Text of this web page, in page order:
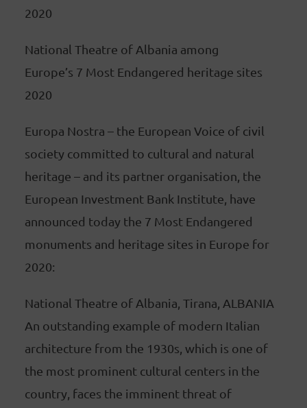
2020
National Theatre of Albania among
Europe’s 7 Most Endangered heritage sites
2020
Europa Nostra – the European Voice of civil
society committed to cultural and natural
heritage – and its partner organisation, the
European Investment Bank Institute, have
announced today the 7 Most Endangered
monuments and heritage sites in Europe for
2020:
National Theatre of Albania, Tirana, ALBANIA
An outstanding example of modern Italian
architecture from the 1930s, which is one of
the most prominent cultural centers in the
country, faces the imminent threat of